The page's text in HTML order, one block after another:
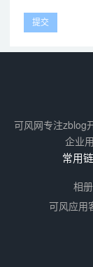
可风网专注zblog
企业
常用
相册
可风应用